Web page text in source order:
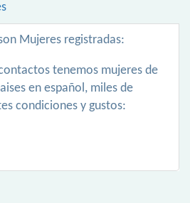
Mujeres registradas:
tenemos mujeres de
en español, miles de
condiciones y gustos: